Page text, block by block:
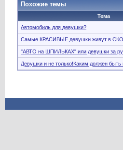
Похожие темы
Тема
Автомобиль для девушки?
Самые КРАСИВЫЕ девушки живут в
"АВТО на ШПИЛЬКАХ" или девушки за
Девушки и не только!Каким должен